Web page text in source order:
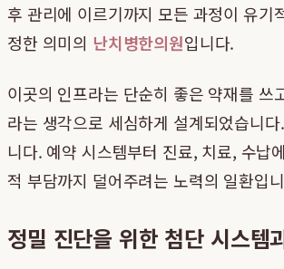
후 관리에 이르기까지 모든 과정이 유
정한 의미의 난치병한의원입니다.
이곳의 인프라는 단순히 좋은 약재를
라는 생각으로 세심하게 설계되었습니
니다. 예약 시스템부터 진료, 치료, 수납
적 부담까지 덜어주려는 노력의 일환입
정밀 진단을 위한 첨단 시스템